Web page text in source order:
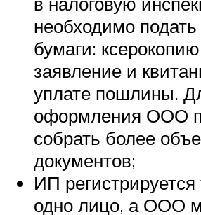
необходимо подать
бумаги:
заявление и
уплате пошлины.
оформления ООО
собрать более
документов;
ИП регистрируется
одно лицо, а ООО